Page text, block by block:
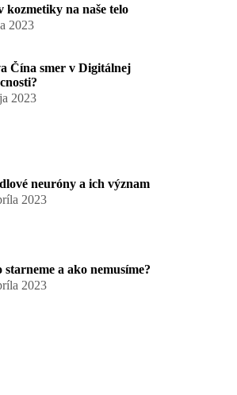
kozmetiky na naše telo
2023
Čína smer v Digitálnej
2023
neuróny a ich význam
2023
starneme a ako nemusíme?
2023